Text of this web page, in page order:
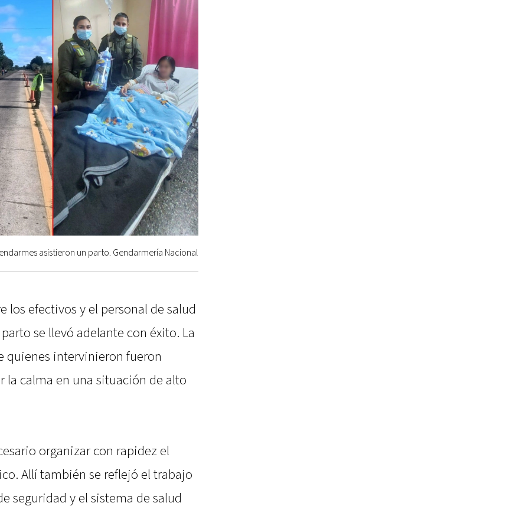
asistieron un parto. Gendarmería Nacional
los efectivos y el personal de salud
se llevó adelante con éxito. La
quienes intervinieron fueron
la calma en una situación de alto
organizar con rapidez el
Allí también se reflejó el trabajo
seguridad y el sistema de salud